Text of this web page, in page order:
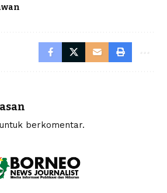
untuk berkomentar.